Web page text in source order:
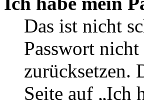
Das ist nicht
Passwort
zurücksetzen.
Seite auf „Ich